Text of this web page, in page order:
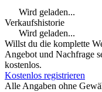
Wird geladen...
Verkaufshistorie
Wird geladen...
Willst du die komplette
Angebot und Nachfrage
kostenlos.
Kostenlos registrieren
Alle Angaben ohne